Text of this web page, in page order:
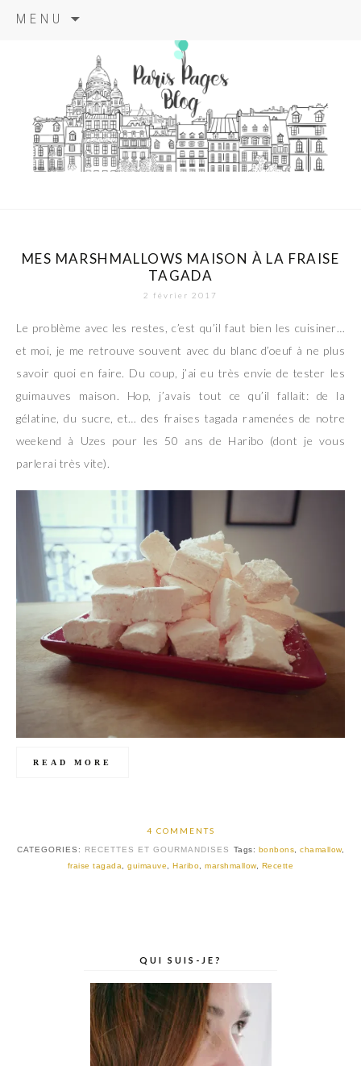
MENU
principal
paris pages
blog
MES MARSHMALLOWS MAISON À LA FRAISE
TAGADA
2 février 2017
Le problème avec les restes, c’est qu’il faut bien les cuisiner…
et moi, je me retrouve souvent avec du blanc d’oeuf à ne plus
savoir quoi en faire. Du coup, j’ai eu très envie de tester les
guimauves maison. Hop, j’avais tout ce qu’il fallait: de la
gélatine, du sucre, et… des fraises tagada ramenées de notre
weekend à Uzes pour les 50 ans de Haribo (dont je vous
parlerai très vite).
READ MORE
4 COMMENTS
CATEGORIES: RECETTES ET GOURMANDISES Tags: bonbons ,chamallow,
fraise tagada
,guimauve ,Haribo ,marshmallow, Recette
QUI SUIS-JE?